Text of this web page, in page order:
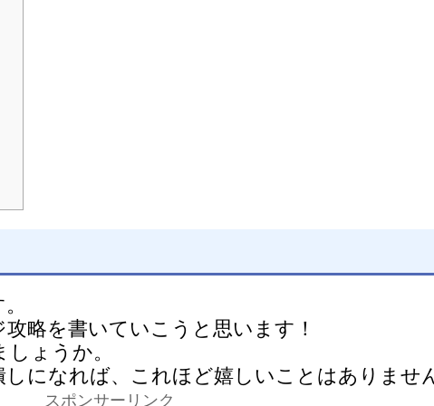
略を書いていこうと思います！
ょうか。
になれば、これほど嬉しいことはありませ
スポンサーリンク